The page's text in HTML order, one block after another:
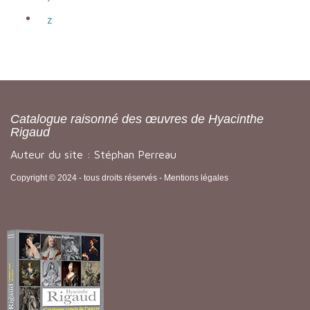
z
Catalogue raisonné des œuvres de Hyacinthe
Rigaud
Auteur du site : Stéphan Perreau
Copyright © 2024 - tous droits réservés - Mentions légales